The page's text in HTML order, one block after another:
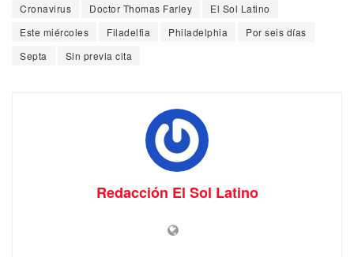
Cronavirus
Doctor Thomas Farley
El Sol Latino
Este miércoles
Filadelfia Philadelphia
Por seis días
Septa
Sin previa cita
Redacción El Sol Latino